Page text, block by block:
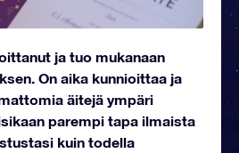
ja tuo mukanaan
On aika kunnioittaa ja
äitejä ympäri
parempi tapa ilmaista
kuin todella